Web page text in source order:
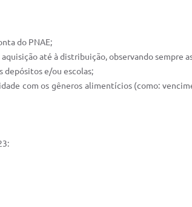
do PNAE;
até à distribuição, observando sempre
e/ou escolas;
com os gêneros alimentícios (como: